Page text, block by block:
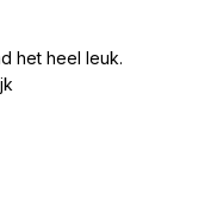
het heel leuk.